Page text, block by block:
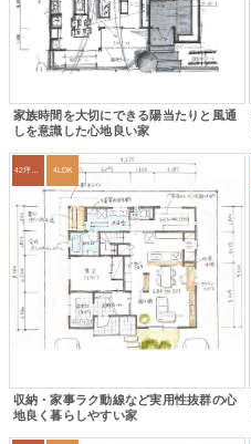
家族時間を大切にできる陽当たりと風通
しを意識した心地良い家
4LDK
収納・家事ラク動線など実用性抜群の心
地良く暮らしやすい家